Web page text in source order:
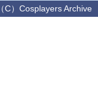
（C）Cosplayers Archive